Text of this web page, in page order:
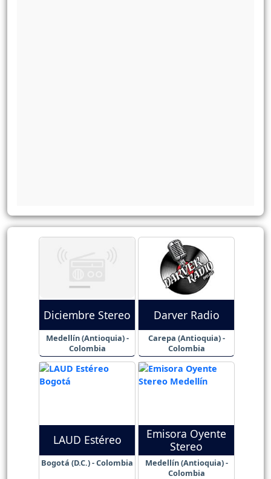
Diciembre Stereo
Medellín (Antioquia) -
Colombia
Darver Radio
Carepa (Antioquia) -
Colombia
LAUD Estéreo
Bogotá (D.C.) - Colombia
Emisora Oyente
Stereo
Medellín (Antioquia) -
Colombia